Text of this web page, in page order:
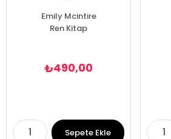
Emily Mcintire
Ren Kitap
₺490,00
Sepete Ekle